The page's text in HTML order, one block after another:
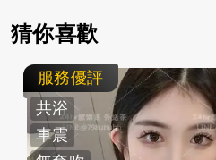
猜你喜歡
服務優評
共浴
車震